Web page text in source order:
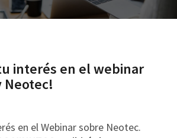
interés en el webinar
Neotec!
en el Webinar sobre Neotec.